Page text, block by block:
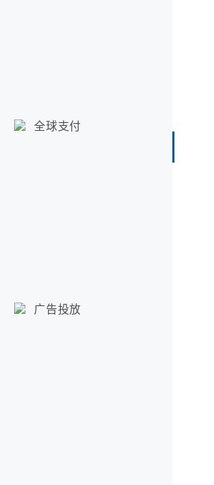
全球支付
广告投放